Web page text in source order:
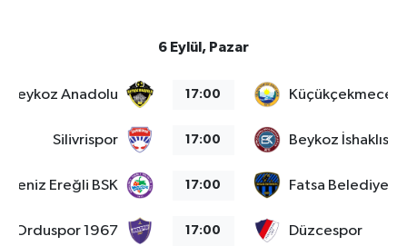
6 Eylül, Pazar
Beykoz Anadolu 17:00 Küçükçekmece
Silivrispor 17:00 Beykoz
Ereğli BSK 17:00 Fatsa
Orduspor 1967 17:00 Düzcespor